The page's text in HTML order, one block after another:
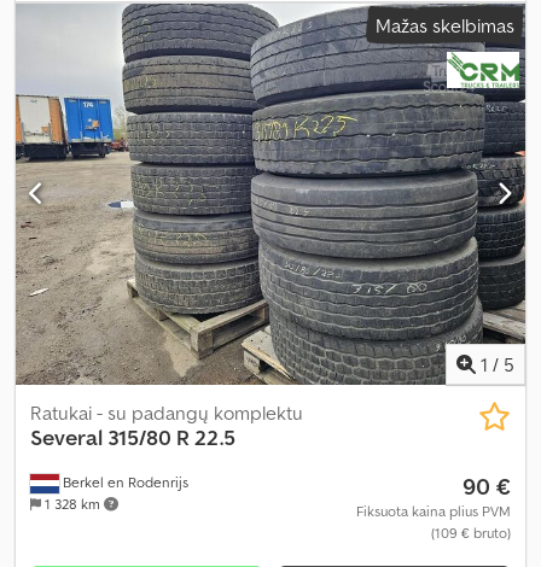
Mažas skelbimas
1 / 5
Berkel en Rodenrijs
1 328 km
Ratukai - su padangų komplektu
Several 315/80 R 22.5
90 €
Fiksuota kaina plius PVM
(109 € bruto)